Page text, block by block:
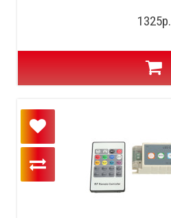
1325р.